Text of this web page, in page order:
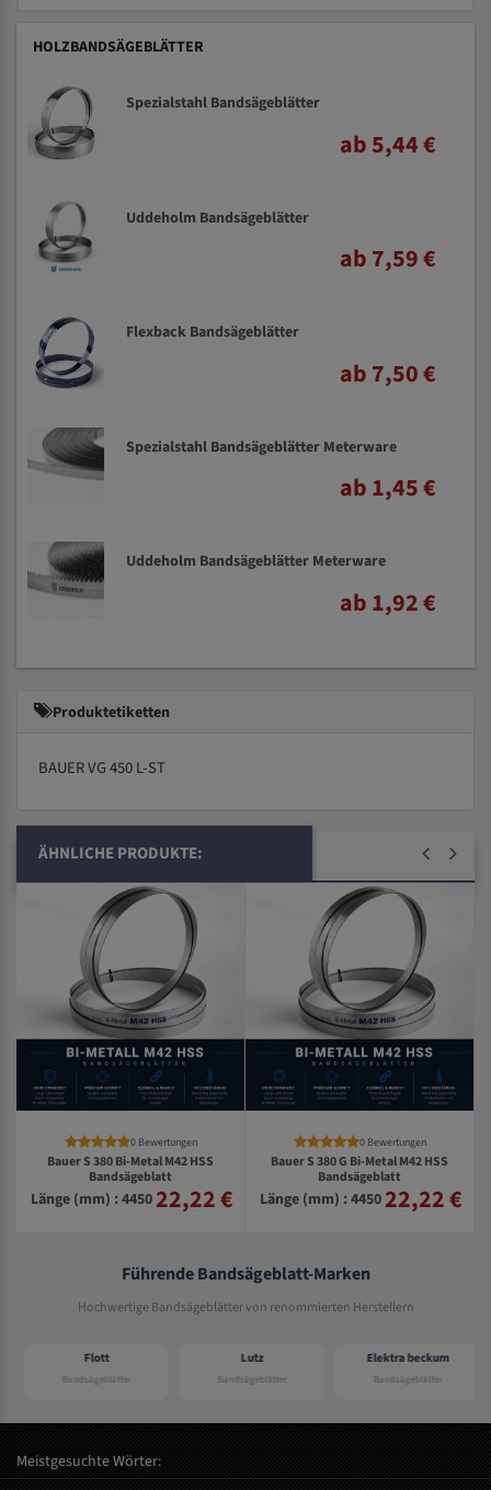
HOLZBANDSÄGEBLÄTTER
Spezialstahl Bandsägeblätter
ab 5,44 €
Uddeholm Bandsägeblätter
ab 7,59 €
Flexback Bandsägeblätter
ab 7,50 €
Spezialstahl Bandsägeblätter Meterware
ab 1,45 €
Uddeholm Bandsägeblätter Meterware
ab 1,92 €
Produktetiketten
BAUER VG 450 L-ST
ÄHNLICHE PRODUKTE:
0 Bewertungen
Bauer S 380 Bi-Metal M42 HSS
Bandsägeblatt
Länge (mm) : 4450 22,22 €
0 Bewertungen
Bauer S 380 G Bi-Metal M42 HSS
Bandsägeblatt
Länge (mm) : 4450 22,22 €
Führende Bandsägeblatt-Marken
Hochwertige Bandsägeblätter von renommierten Herstellern
Flott
Bandsägeblätter
Lutz
Bandsägeblätter
Elektra beckum
Bandsägeblätter
Meistgesuchte Wörter: